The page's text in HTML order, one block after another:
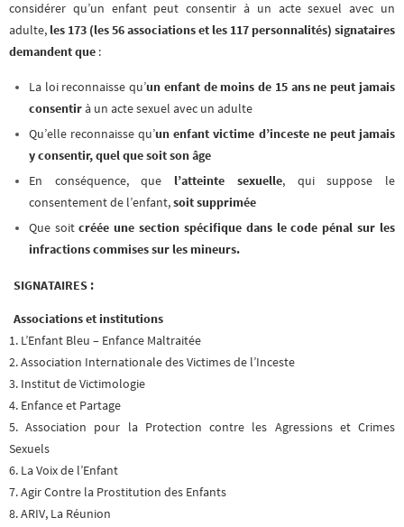
considérer qu’un enfant peut consentir à un acte sexuel avec un
adulte, les 173 (les 56 associations et les 117 personnalités) signataires
demandent que :
La loi reconnaisse qu’un enfant de moins de 15 ans ne peut jamais
consentirà un acte sexuel avec un adulte
Qu’elle reconnaisse qu’un enfant victime d’inceste ne peut jamais
y consentir, quel que soit son âge
En conséquence, que l’atteinte sexuelle, qui suppose le
consentement de l’enfant,soit supprimée
Que soitcréée une section spécifique dans le code pénal sur les
infractions commises sur les mineurs.
SIGNATAIRES :
Associations et institutions
1. L’Enfant Bleu – Enfance Maltraitée
2. Association Internationale des Victimes de l’Inceste
3. Institut de Victimologie
4. Enfance et Partage
5. Association pour la Protection contre les Agressions et Crimes
Sexuels
6. La Voix de l’Enfant
7. Agir Contre la Prostitution des Enfants
8. ARIV, La Réunion